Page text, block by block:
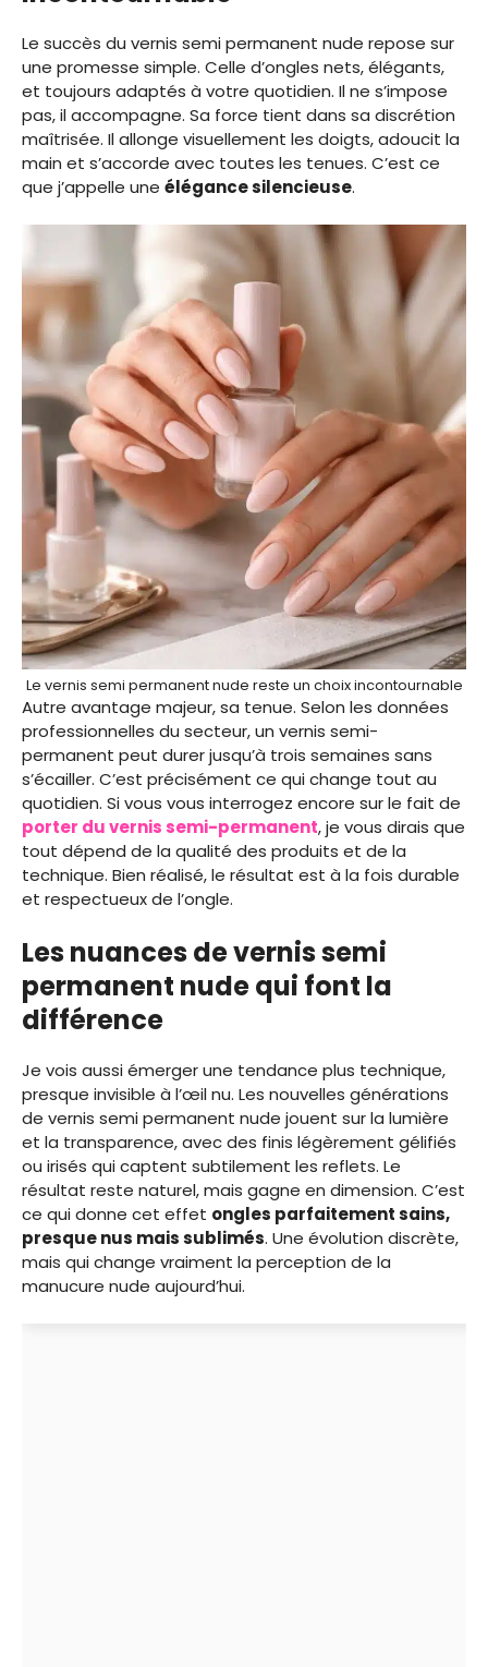
Le succès du vernis semi permanent nude repose sur
une promesse simple. Celle d’ongles nets, élégants,
et toujours adaptés à votre quotidien. Il ne s’impose
pas, il accompagne. Sa force tient dans sa discrétion
maîtrisée. Il allonge visuellement les doigts, adoucit la
main et s’accorde avec toutes les tenues. C’est ce
que j’appelle une élégance silencieuse.
Le vernis semi permanent nude reste un choix incontournable
Autre avantage majeur, sa tenue. Selon les données
professionnelles du secteur, un vernis semi-
permanent peut durer jusqu’à trois semaines sans
s’écailler. C’est précisément ce qui change tout au
quotidien. Si vous vous interrogez encore sur le fait de
porter du vernis semi-permanent, je vous dirais que
tout dépend de la qualité des produits et de la
technique. Bien réalisé, le résultat est à la fois durable
et respectueux de l’ongle.
Les nuances de vernis semi
permanent nude qui font la
différence
Je vois aussi émerger une tendance plus technique,
presque invisible à l’œil nu. Les nouvelles générations
de vernis semi permanent nude jouent sur la lumière
et la transparence, avec des finis légèrement gélifiés
ou irisés qui captent subtilement les reflets. Le
résultat reste naturel, mais gagne en dimension. C’est
ce qui donne cet effet ongles parfaitement sains,
presque nus mais sublimés. Une évolution discrète,
mais qui change vraiment la perception de la
manucure nude aujourd’hui.